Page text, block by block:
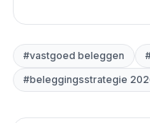
#vastgoed beleggen
#beleggingsstrategie